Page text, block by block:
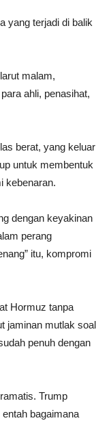
yang terjadi di balik
malam,
ahli, penasihat,
berat, yang keluar
untuk membentuk
kebenaran.
dengan keyakinan
perang
itu, kompromi
Hormuz tanpa
jaminan mutlak soal
penuh dengan
Trump
bagaimana